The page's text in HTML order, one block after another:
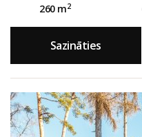
260 m2
Sazināties